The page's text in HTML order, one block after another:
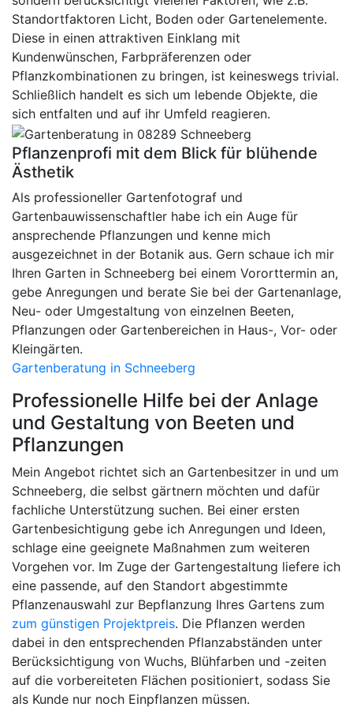
Standortfaktoren Licht, Boden oder Gartenelemente.
Diese in einen attraktiven Einklang mit
Kundenwünschen, Farbpräferenzen oder
Pflanzkombinationen zu bringen, ist keineswegs trivial.
Schließlich handelt es sich um lebende Objekte, die
sich entfalten und auf ihr Umfeld reagieren.
Pflanzenprofi mit dem Blick für blühende
Ästhetik
Als professioneller Gartenfotograf und
Gartenbauwissenschaftler habe ich ein Auge für
ansprechende Pflanzungen und kenne mich
ausgezeichnet in der Botanik aus. Gern schaue ich mir
Ihren Garten in Schneeberg bei einem Vororttermin an,
gebe Anregungen und berate Sie bei der Gartenanlage,
Neu- oder Umgestaltung von einzelnen Beeten,
Pflanzungen oder Gartenbereichen in Haus-, Vor- oder
Kleingärten.
Gartenberatung in Schneeberg
Professionelle Hilfe bei der Anlage
und Gestaltung von Beeten und
Pflanzungen
Mein Angebot richtet sich an Gartenbesitzer in und um
Schneeberg, die selbst gärtnern möchten und dafür
fachliche Unterstützung suchen. Bei einer ersten
Gartenbesichtigung gebe ich Anregungen und Ideen,
schlage eine geeignete Maßnahmen zum weiteren
Vorgehen vor. Im Zuge der Gartengestaltung liefere ich
eine passende, auf den Standort abgestimmte
Pflanzenauswahl zur Bepflanzung Ihres Gartens zum
zum günstigen Projektpreis. Die Pflanzen werden
dabei in den entsprechenden Pflanzabständen unter
Berücksichtigung von Wuchs, Blühfarben und -zeiten
auf die vorbereiteten Flächen positioniert, sodass Sie
als Kunde nur noch Einpflanzen müssen.